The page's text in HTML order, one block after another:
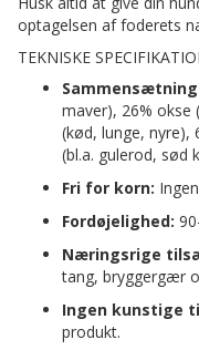
optagelsen af foderets
TEKNISKE
maver), 26% okse
(kød, lunge, nyre),
(bl.a. gulerod, sød
Fri for korn:
Fordøjelighed:
Næringsrige
tang, bryggergær
Ingen kunstige
produkt.